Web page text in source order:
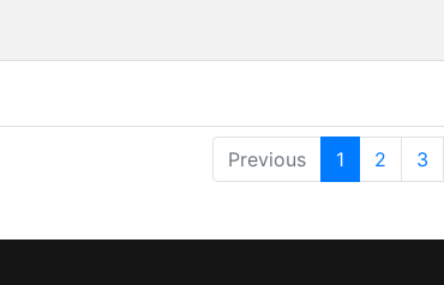
Previous 1 2 3